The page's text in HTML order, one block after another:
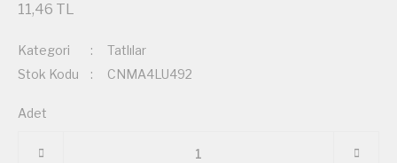
11,46 TL
Kategori
Tatlılar
Stok Kodu
CNMA4LU492
Adet